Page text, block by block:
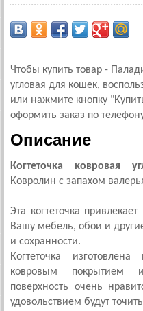
Чтобы купить товар -
угловая для кошек,
или нажмите кнопку
оформить заказ по
Описание
Когтеточка ковровая
Ковролин с запахом
Эта когтеточка
Вашу мебель, обои и
и сохранности.
Когтеточка
ковровым
поверхность очень
удовольствием будут